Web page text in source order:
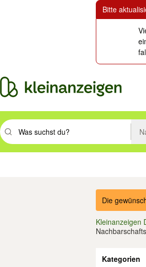
Bitte
Suchbegriff eingeben. Eingabetaste
Die
Kleinanzeigen
Kategorien